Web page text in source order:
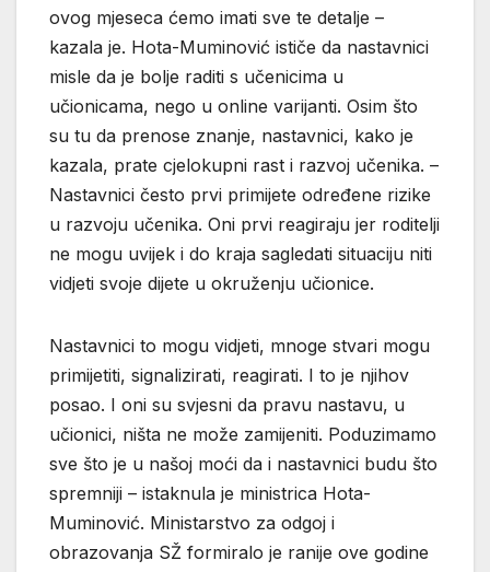
ovog mjeseca ćemo imati sve te detalje –
kazala je. Hota-Muminović ističe da nastavnici
misle da je bolje raditi s učenicima u
učionicama, nego u online varijanti. Osim što
su tu da prenose znanje, nastavnici, kako je
kazala, prate cjelokupni rast i razvoj učenika. –
Nastavnici često prvi primijete određene rizike
u razvoju učenika. Oni prvi reagiraju jer roditelji
ne mogu uvijek i do kraja sagledati situaciju niti
vidjeti svoje dijete u okruženju učionice.
Nastavnici to mogu vidjeti, mnoge stvari mogu
primijetiti, signalizirati, reagirati. I to je njihov
posao. I oni su svjesni da pravu nastavu, u
učionici, ništa ne može zamijeniti. Poduzimamo
sve što je u našoj moći da i nastavnici budu što
spremniji – istaknula je ministrica Hota-
Muminović. Ministarstvo za odgoj i
obrazovanja SŽ formiralo je ranije ove godine